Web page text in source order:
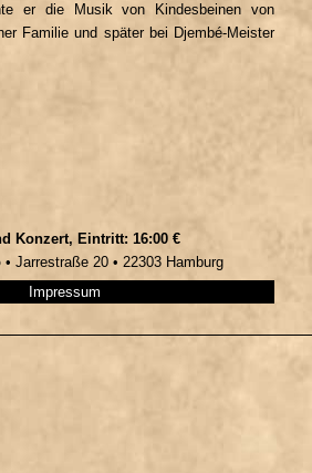
er die Musik von Kindesbeinen von
Familie und später bei Djembé-Meister
Konzert, Eintritt: 16:00 €
• Jarrestraße 20 • 22303 Hamburg
Impressum